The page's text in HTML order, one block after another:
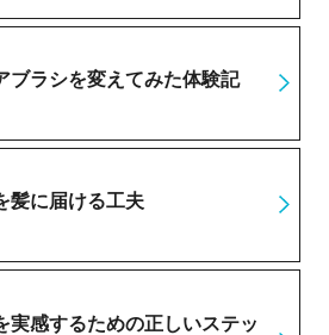
ブラシを変えてみた体験記
髪に届ける工夫
実感するための正しいステッ